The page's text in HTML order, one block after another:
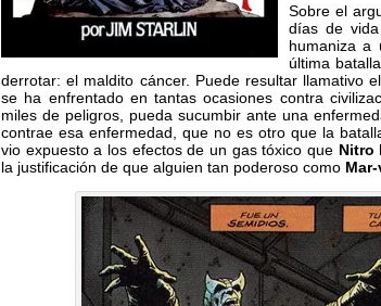
Sobre el
días de
humaniza a
última
derrotar: el maldito cáncer. Puede resultar llamativo
se ha enfrentado en tantas ocasiones contra
miles de peligros, pueda sucumbir ante una
contrae esa enfermedad, que no es otro que la
vio expuesto a los efectos de un gas tóxico que Nitro
la justificación de que alguien tan poderoso como